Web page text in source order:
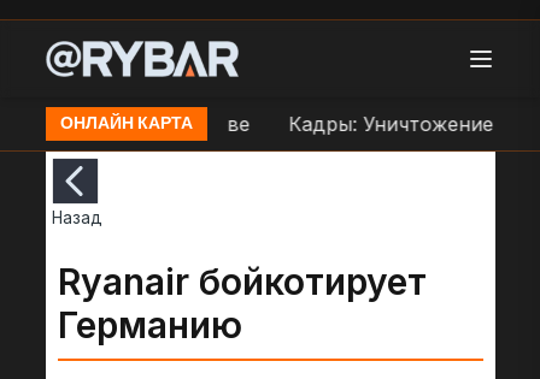
ОНЛАЙН КАРТА
ВСУ в Орехове Кадры: Уничтожение
Назад
Ryanair бойкотирует
Германию